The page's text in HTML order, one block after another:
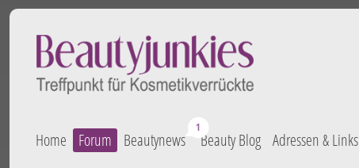
Home Forum Beautynews Beauty Blog Adressen & Links